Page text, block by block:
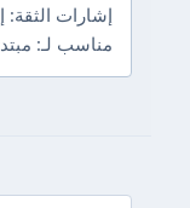
إشارات
مناسب لـ: